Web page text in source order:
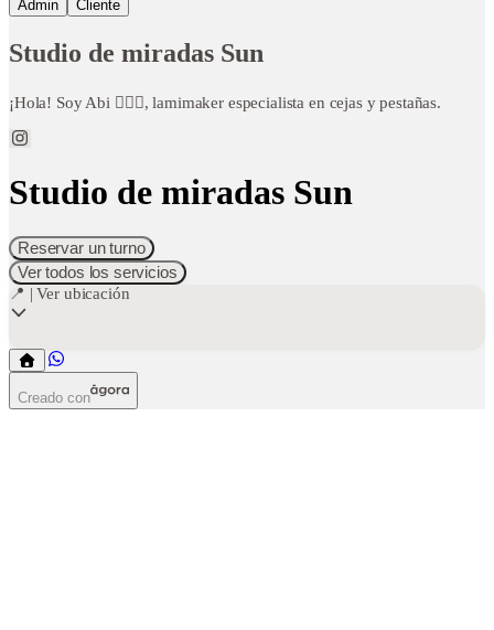
Admin Cliente
Studio de miradas Sun
¡Hola! Soy Abi 🙋🏻‍♀️, lamimaker especialista en cejas y pestañas.
Studio de miradas Sun
Reservar un turno
Ver todos los servicios
📍 | Ver ubicación
Creado con